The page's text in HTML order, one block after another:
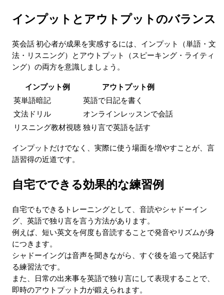
インプットとアウトプットのバランス
英会話 初心者が成果を実感するには、インプット（単語・文
法・リスニング）とアウトプット（スピーキング・ライティ
ング）の両方を意識しましょう。
インプット例
アウトプット例
英単語暗記
英語で日記を書く
文法ドリル
オンラインレッスンで会話
リスニング教材視聴 独り言で英語を話す
インプットだけでなく、実際に使う場面を増やすことが、言
語習得の近道です。
自宅でできる効果的な練習例
自宅でもできるトレーニングとして、音読やシャドーイン
グ、英語で独り言を言う方法があります。
例えば、短い英文を何度も音読することで発音やリズムが身
につきます。
シャドーイングは音声を聞きながら、すぐ後を追って発話す
る練習法です。
また、日常の出来事を英語で独り言にして表現することで、
即時のアウトプット力が鍛えられます。